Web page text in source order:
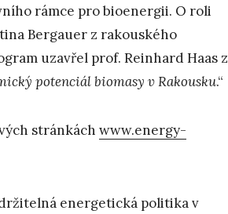
rámce pro bioenergii. O roli
Bergauer z rakouského
uzavřel prof. Reinhard Haas z
potenciál biomasy v Rakousku.“
stránkách www.energy-
energetická politika v